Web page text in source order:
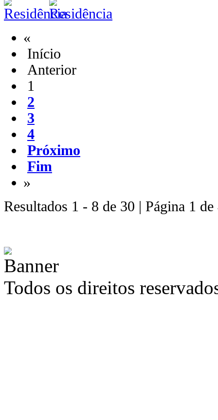
«
Início
Anterior
1
2
3
4
Próximo
Fim
»
Resultados 1 - 8 de 30 | Página 1 de
Todos os direitos